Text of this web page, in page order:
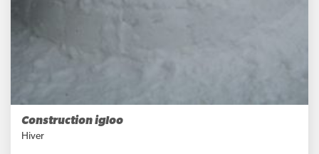
Construction igloo
Hiver